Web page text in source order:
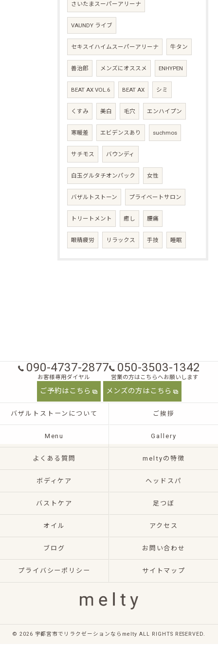
さいたまスーパーアリーナ
VAUNDY ライブ
セキスイハイムスーパーアリーナ 牛タン
善治郎 メンズにオススメ ENHYPEN
BEAT AX VOL.6 BEAT AX シミ
くすみ 美白 毛穴 エンハイプン
寒暖差 エビデンスあり suchmos
サチモス バウンディ
白玉グルタチオンパック 女性
バザルトストーン プライベートサロン
トリートメント 癒し 腰痛
眼精疲労 リラックス 手技 睡眠
090-4737-2877
お客様専用ダイヤル
050-3503-1342
営業の方はこちらへお願いします
ご予約はこちら メンズの方はこちら
バザルトストーンについて ご挨拶
Menu Gallery
よくある質問 meltyの特徴
ボディケア ヘッドスパ
バストケア 足つぼ
オイル アクセス
ブログ お問い合わせ
プライバシーポリシー サイトマップ
© 2026 宇都宮市でリラクゼーションならmelty ALL RIGHTS RESERVED.